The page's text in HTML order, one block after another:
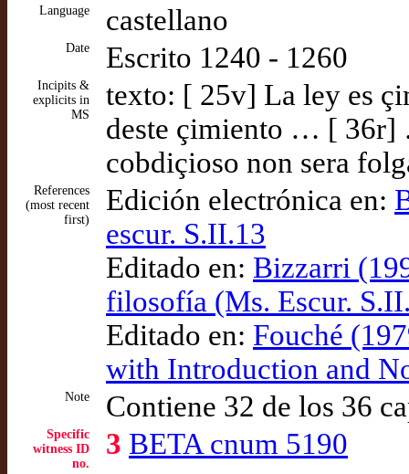
Language castellano
Date Escrito 1240 - 1260
Incipits &
explicits in
MS
texto: [ 25v] La ley es
deste çimiento … [ 36r]
cobdiçioso non sera
References
(most recent
first)
Edición electrónica en:
escur. S.II.13
Editado en: Bizzarri
filosofía (Ms. Escur.
Editado en: Fouché
with Introduction and
Note Contiene 32 de los 36
Specific
witness ID
no.
3 BETA cnum 5190